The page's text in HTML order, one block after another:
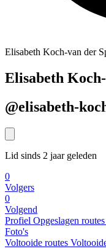
Elisabeth Koch-van der
Elisabeth
@elisabeth-
Lid sinds 2 jaar geleden
0
Volgers
0
Volgend
Profiel Opgeslagen routes
Foto's
Voltooide routes